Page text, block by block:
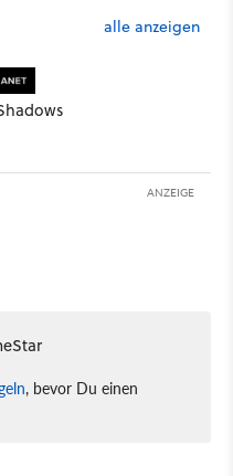
alle anzeigen
ANZEIGE
, bevor Du einen